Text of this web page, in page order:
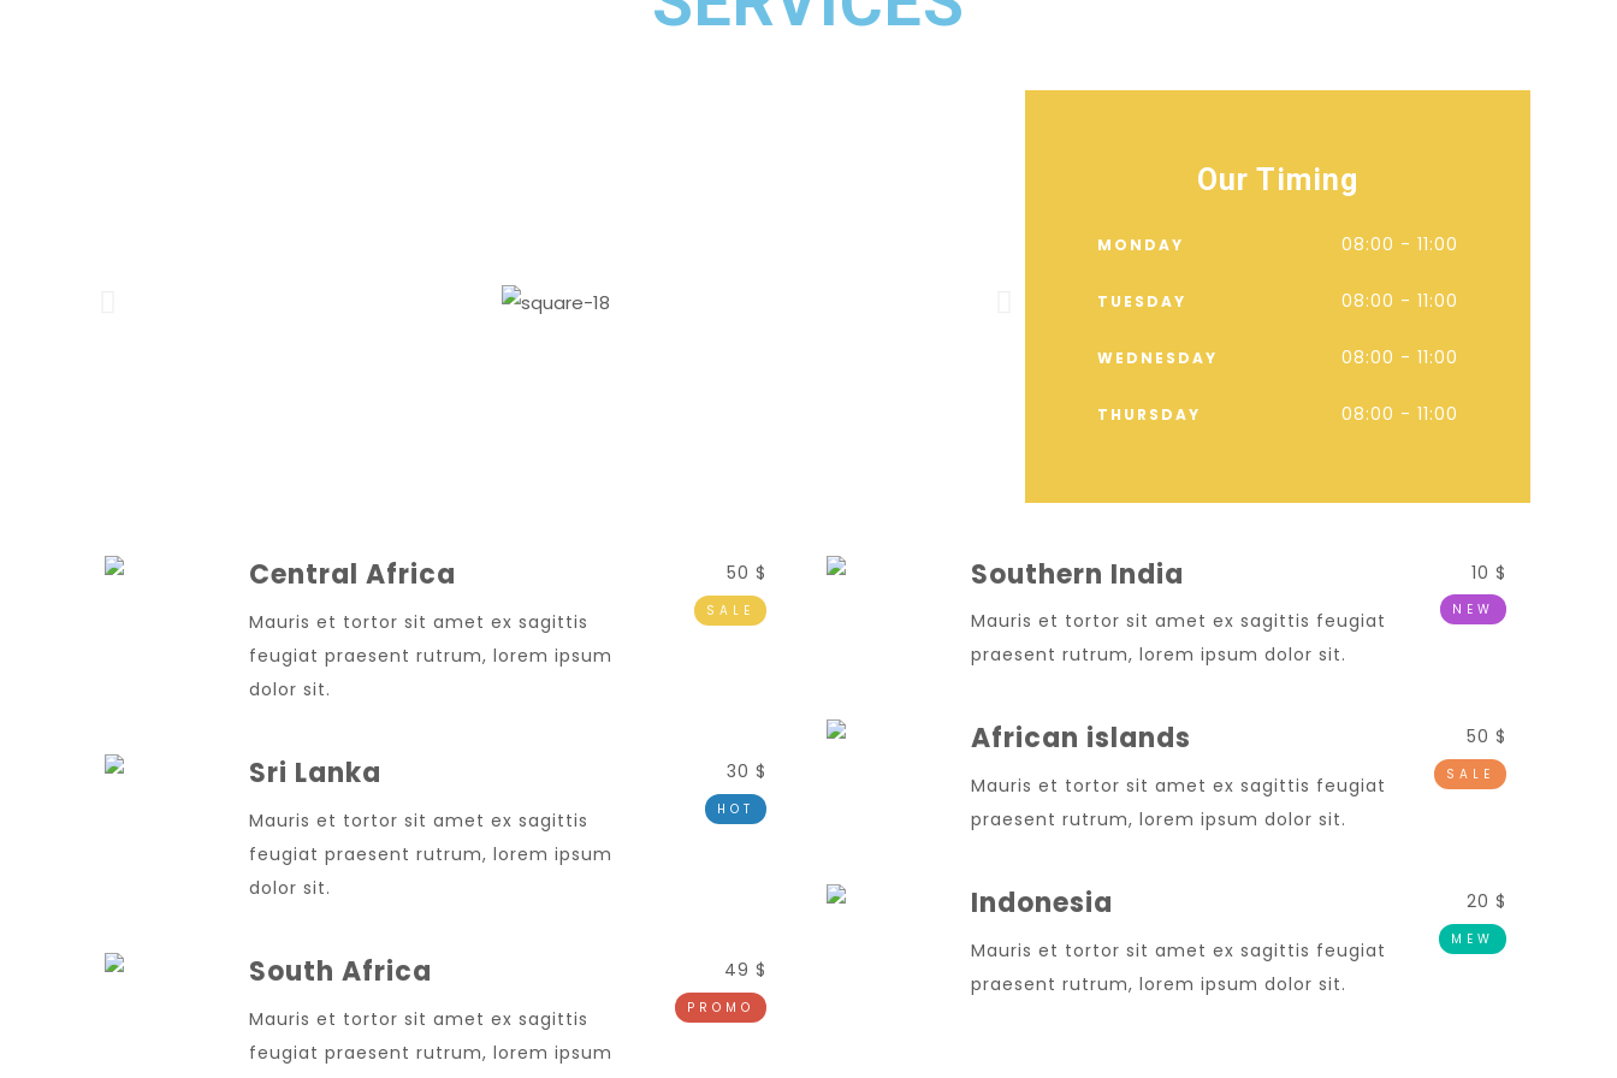
Our Timing
MONDAY 08:00 - 11:00
TUESDAY 08:00 - 11:00
WEDNESDAY 08:00 - 11:00
THURSDAY 08:00 - 11:00
Central Africa 50 $
Mauris et tortor sit amet ex sagittis
feugiat praesent rutrum, lorem ipsum
dolor sit.
SALE
Sri Lanka 30 $
Mauris et tortor sit amet ex sagittis
feugiat praesent rutrum, lorem ipsum
dolor sit.
HOT
South Africa 49 $
Mauris et tortor sit amet ex sagittis
feugiat praesent rutrum, lorem ipsum
PROMO
Southern India
10 $
Mauris et tortor sit amet ex sagittis feugiat
praesent rutrum, lorem ipsum dolor sit.
NEW
African islands 50 $
Mauris et tortor sit amet ex sagittis feugiat
praesent rutrum, lorem ipsum dolor sit.
SALE
Indonesia 20 $
Mauris et tortor sit amet ex sagittis feugiat
praesent rutrum, lorem ipsum dolor sit.
MEW